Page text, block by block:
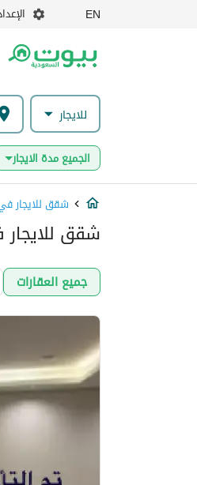
EN
للايجار
الجميع مدة الايجار
شقق للايجار
شقق
جميع العقارات